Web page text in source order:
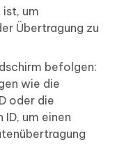
ist, um
Übertragung zu
befolgen:
wie die
oder die
um einen